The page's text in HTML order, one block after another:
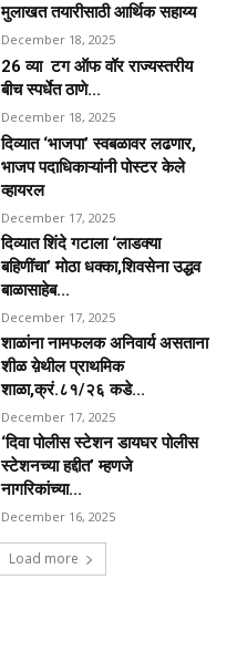
मुलाखत तयारीसाठी आर्थिक सहाय्य
December 18, 2025
26 व्या टग ऑफ वॉर राज्यस्तरीय
बीच स्पर्धेत ठाणे...
December 18, 2025
दिव्यात ‘भाजपा’ स्वबळावर लढणार,
भाजप पदाधिकाऱ्यांनी पोस्टर केले
व्हायरल
December 17, 2025
दिव्यात शिंदे गटाला ‘लाडक्या
बहिणींचा’ मोठा धक्का,शिवसेना उद्धव
बाळासाहेब...
December 17, 2025
शाळांना नामफलक अनिवार्य असताना
शीळ य़ेथील प्राथमिक
शाळा,क्रं.८१/२६ कडे...
December 17, 2025
‘दिवा पोलीस स्टेशन डायघर पोलीस
स्टेशनच्या हद्दीत’ म्हणजे
नागरिकांच्या...
December 16, 2025
Load more